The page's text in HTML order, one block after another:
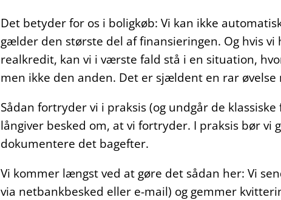
Det betyder for os i boligkøb: Vi kan ikke
gælder den største del af finansieringen. Og hvis vi
realkredit, kan vi i værste fald stå i en situation,
men ikke den anden. Det er sjældent en rar
Sådan fortryder vi i praksis (og undgår de
långiver besked om, at vi fortryder. I praksis bør vi
dokumentere det bagefter.
Vi kommer længst ved at gøre det sådan her: Vi
via netbankbesked eller e-mail) og gemmer